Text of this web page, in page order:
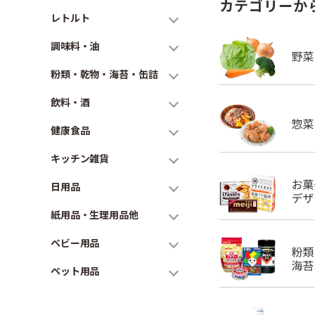
レトルト
調味料・油
粉類・乾物・海苔・缶詰
飲料・酒
健康食品
キッチン雑貨
日用品
紙用品・生理用品他
ベビー用品
ペット用品
カテゴリーか